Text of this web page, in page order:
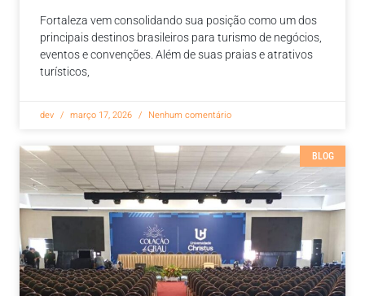
Fortaleza vem consolidando sua posição como um dos
principais destinos brasileiros para turismo de negócios,
eventos e convenções. Além de suas praias e atrativos
turísticos,
dev março 17, 2026 Nenhum comentário
BLOG